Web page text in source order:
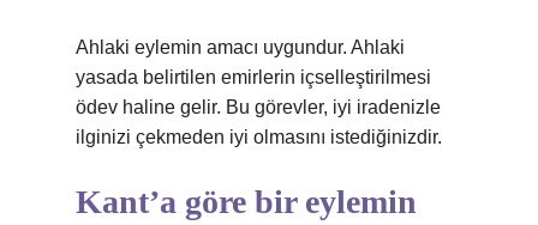
Ahlaki eylemin amacı uygundur. Ahlaki
yasada belirtilen emirlerin içselleştirilmesi
ödev haline gelir. Bu görevler, iyi iradenizle
ilginizi çekmeden iyi olmasını istediğinizdir.
Kant’a göre bir eylemin